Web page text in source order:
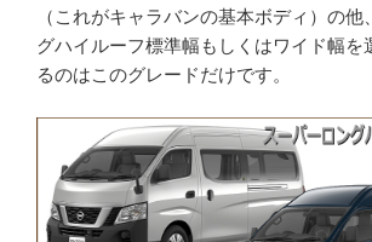
（これがキャラバンの基本ボディ）の他
グハイルーフ標準幅もしくはワイド幅を
るのはこのグレードだけです。